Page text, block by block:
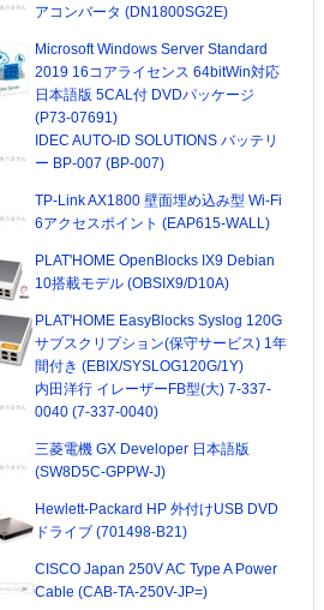
アコンバータ (DN1800SG2E)
Microsoft Windows Server Standard
2019 16コアライセンス 64bitWin対応
日本語版 5CAL付 DVDパッケージ
(P73-07691)
IDEC AUTO-ID SOLUTIONS バッテリ
ー BP-007 (BP-007)
TP-Link AX1800 壁面埋め込み型 Wi-Fi
6アクセスポイント (EAP615-WALL)
PLAT'HOME OpenBlocks IX9 Debian
10搭載モデル (OBSIX9/D10A)
PLAT'HOME EasyBlocks Syslog 120G
サブスクリプション(保守サービス) 1年
間付き (EBIX/SYSLOG120G/1Y)
内田洋行 イレーザーFB型(大) 7-337-
0040 (7-337-0040)
三菱電機 GX Developer 日本語版
(SW8D5C-GPPW-J)
Hewlett-Packard HP 外付けUSB DVD
ドライブ (701498-B21)
CISCO Japan 250V AC Type A Power
Cable (CAB-TA-250V-JP=)